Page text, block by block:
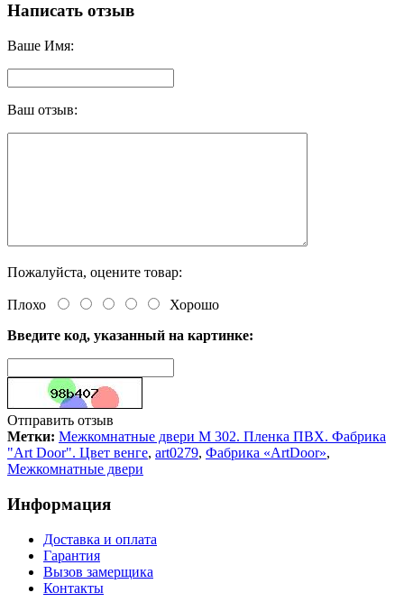
Написать отзыв
Ваше Имя:
Ваш отзыв:
Пожалуйста, оцените товар:
Плохо
Хорошо
Введите код, указанный на картинке:
Отправить отзыв
Метки: Межкомнатные двери M 302. Пленка ПВХ. Фабрика
"Art Door". Цвет венге, art0279, Фабрика «ArtDoor»,
Межкомнатные двери
Информация
Доставка и оплата
Гарантия
Вызов замерщика
Контакты